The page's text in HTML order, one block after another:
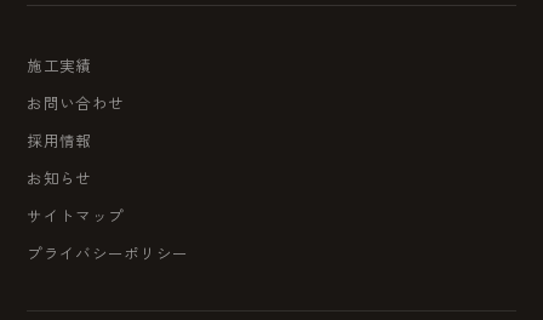
施工実績
お問い合わせ
採用情報
お知らせ
サイトマップ
プライバシーポリシー